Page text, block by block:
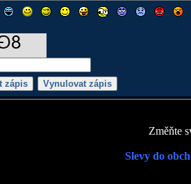
Změňte
Slevy do